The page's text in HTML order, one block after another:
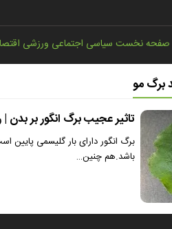
صفحه نخستسیاسی اجتماعی ورزشی
برگ مو
تاثیر عجیب برگ انگور بر
برگ انگور دارای بار گلیسمی پایین
باشد.هم چنین…